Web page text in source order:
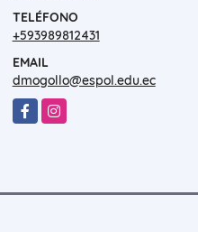
TELÉFONO
+593989812431
EMAIL
dmogollo@espol.edu.ec
FacebookInstagram